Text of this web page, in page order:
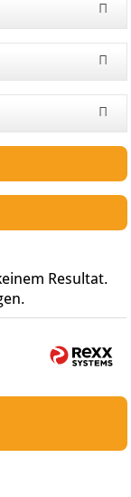
Resultat.